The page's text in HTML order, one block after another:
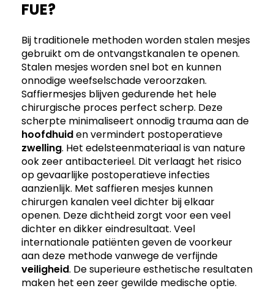
FUE?
Bij traditionele methoden worden stalen mesjes
gebruikt om de ontvangstkanalen te openen.
Stalen mesjes worden snel bot en kunnen
onnodige weefselschade veroorzaken.
Saffiermesjes blijven gedurende het hele
chirurgische proces perfect scherp. Deze
scherpte minimaliseert onnodig trauma aan de
hoofdhuiden vermindert postoperatieve
zwelling. Het edelsteenmateriaal is van nature
ook zeer antibacterieel. Dit verlaagt het risico
op gevaarlijke postoperatieve infecties
aanzienlijk. Met saffieren mesjes kunnen
chirurgen kanalen veel dichter bij elkaar
openen. Deze dichtheid zorgt voor een veel
dichter en dikker eindresultaat. Veel
internationale patiënten geven de voorkeur
aan deze methode vanwege de verfijnde
veiligheid. De superieure esthetische resultaten
maken het een zeer gewilde medische optie.